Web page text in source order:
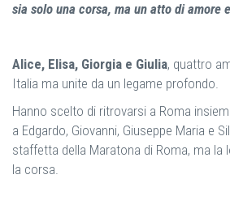
sia solo una corsa, ma un atto di amore
Alice, Elisa, Giorgia e Giulia, quattro
Italia ma unite da un legame profondo.
Hanno scelto di ritrovarsi a Roma
a Edgardo, Giovanni, Giuseppe Maria e
staffetta della Maratona di Roma, ma la
la corsa.